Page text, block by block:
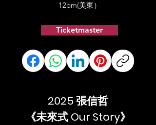
12pm(美東）
Ticketmaster
2025 張信哲
《未來式 Our Story》